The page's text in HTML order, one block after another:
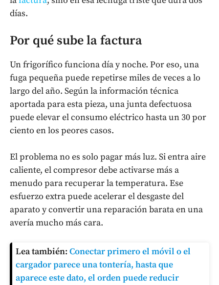
días.
Por qué sube la factura
Un frigorífico funciona día y noche. Por eso, una
fuga pequeña puede repetirse miles de veces a lo
largo del año. Según la información técnica
aportada para esta pieza, una junta defectuosa
puede elevar el consumo eléctrico hasta un 30 por
ciento en los peores casos.
El problema no es solo pagar más luz. Si entra aire
caliente, el compresor debe activarse más a
menudo para recuperar la temperatura. Ese
esfuerzo extra puede acelerar el desgaste del
aparato y convertir una reparación barata en una
avería mucho más cara.
Lea también: Conectar primero el móvil o el
cargador parece una tontería, hasta que
aparece este dato, el orden puede reducir